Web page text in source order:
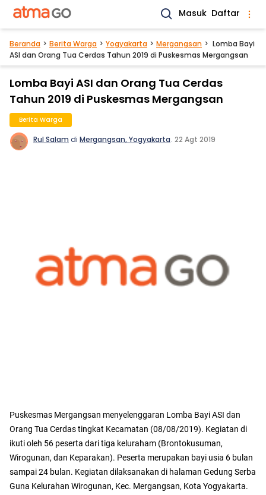
Masuk Daftar
Beranda Berita Warga Yogyakarta Mergangsan
Lomba Bayi
ASI dan Orang Tua Cerdas Tahun 2019 di Puskesmas Mergangsan
Lomba Bayi ASI dan Orang Tua Cerdas
Tahun 2019 di Puskesmas Mergangsan
Berita Warga
Rul Salam di Mergangsan, Yogyakarta. 22 Agt 2019
Puskesmas Mergangsan menyelenggaran Lomba Bayi ASI dan
Orang Tua Cerdas tingkat Kecamatan (08/08/2019). Kegiatan di
ikuti oleh 56 peserta dari tiga keluraham (Brontokusuman,
Wirogunan, dan Keparakan). Peserta merupakan bayi usia 6 bulan
sampai 24 bulan. Kegiatan dilaksanakan di halaman Gedung Serba
Guna Kelurahan Wirogunan, Kec. Mergangsan, Kota Yogyakarta.